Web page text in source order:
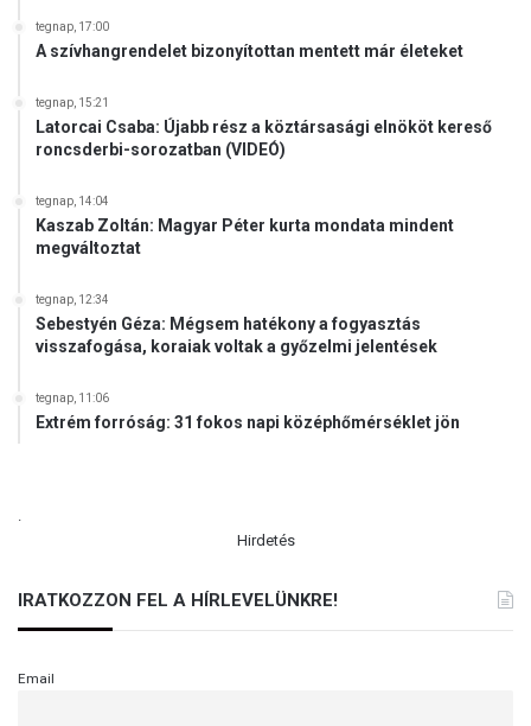
tegnap, 17:00
A szívhangrendelet bizonyítottan mentett már életeket
tegnap, 15:21
Latorcai Csaba: Újabb rész a köztársasági elnököt kereső
roncsderbi-sorozatban (VIDEÓ)
tegnap, 14:04
Kaszab Zoltán: Magyar Péter kurta mondata mindent
megváltoztat
tegnap, 12:34
Sebestyén Géza: Mégsem hatékony a fogyasztás
visszafogása, koraiak voltak a győzelmi jelentések
tegnap, 11:06
Extrém forróság: 31 fokos napi középhőmérséklet jön
.
Hirdetés
IRATKOZZON FEL A HÍRLEVELÜNKRE!
Email